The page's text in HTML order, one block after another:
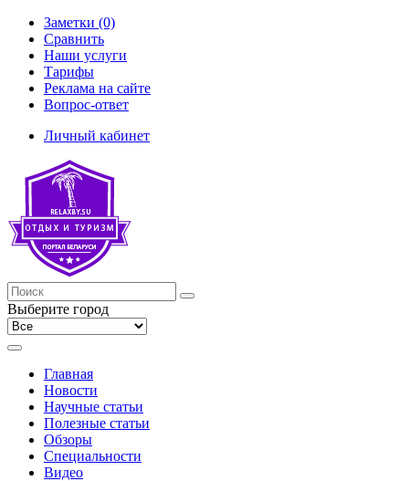
Заметки (0)
Сравнить
Наши услуги
Тарифы
Реклама на сайте
Вопрос-ответ
Личный кабинет
Выберите город
Главная
Новости
Научные статьи
Полезные статьи
Обзоры
Специальности
Видео